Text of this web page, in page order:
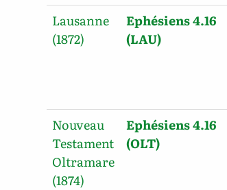
Lausanne
(1872)
Ephésiens 4.16
(LAU)
Nouveau
Testament
Oltramare
(1874)
Ephésiens 4.16
(OLT)